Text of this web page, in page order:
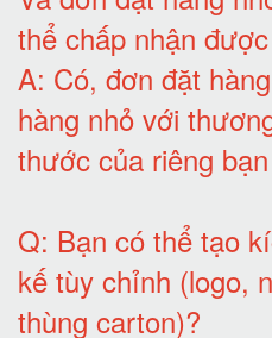
thể chấp nhận
A: Có, đơn đặt
hàng nhỏ với
thước của riêng
Q: Bạn có thể tạo
kế tùy chỉnh (logo,
thùng carton)?